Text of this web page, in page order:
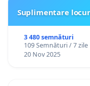
Suplimentare
3 480 semnături
109 Semnături / 7 zile
20 Nov 2025